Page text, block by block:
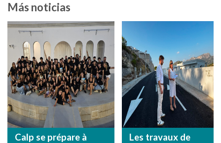
Más noticias
Calp se prépare à
Les travaux de